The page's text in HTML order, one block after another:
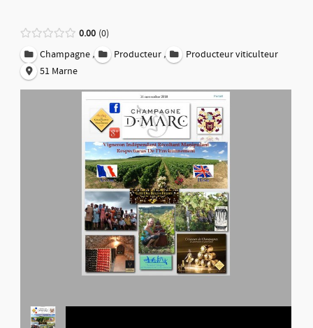
0.00 0
Champagne , Producteur ,
Producteur viticulteur
51 Marne